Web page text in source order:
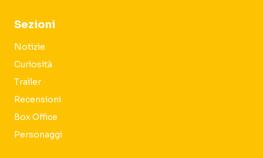
Sezioni
Notizie
Curiosità
Trailer
Recensioni
Box Office
Personaggi